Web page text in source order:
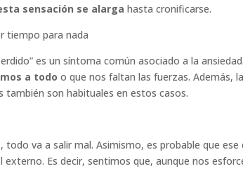
sensación se alargahasta cronificarse.
tiempo para nada
es un síntoma común asociado a la ansiedad.
a todo o que nos faltan las fuerzas. Además,
también son habituales en estos casos.
todo va a salir mal. Asimismo, es probable que
externo. Es decir, sentimos que, aunque nos